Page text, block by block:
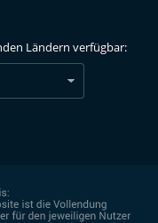
Ländern verfügbar: